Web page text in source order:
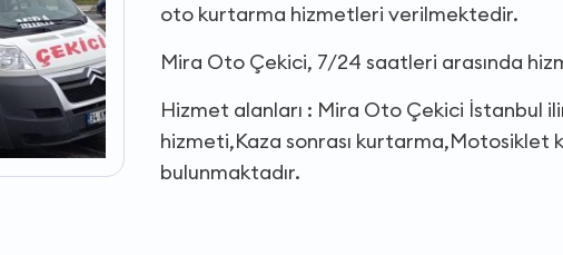
oto kurtarma hizmetleri verilmektedir.
Mira Oto Çekici, 7/24 saatleri arasında
Hizmet alanları : Mira Oto Çekici İstanbul
hizmeti,Kaza sonrası kurtarma,Motosiklet
bulunmaktadır.